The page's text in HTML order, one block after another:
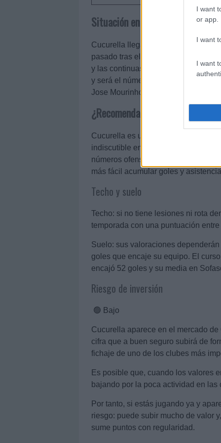
I want
or app.
I want
I want
Situación en el equipo
Cucurella llega al Real Madrid para
pasado tras el irregular rendimiento
y las continuas lesiones de Ferland
y será el número 1 en esa posición
Jose Mourinho.
¿Recomendable en Comunio?
Cucurella es un perfil muy
indiscutible en uno de los mejores
números ofensivos durante su
más fácil acumular goles y
Techo y suelo
Techo: si no tiene lesiones ni rota
temporada con una puntuación
Suelo: sus valoraciones
goles que encaje su equipo. El
encajó 52 goles y su media en
Riesgo de inversión
🟢 Bajo
Cucurella aparece en el mercado
cifra que a buen seguro subirá de
fichaje de uno de los clubes más
Es posible que, cuando los valores
bajando por la poca actividad en
Por tanto, si estás jugando ya y
riesgo: puede subir mucho de valor
sume puntos con regularidad.